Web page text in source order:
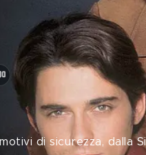
di sicurezza, dalla